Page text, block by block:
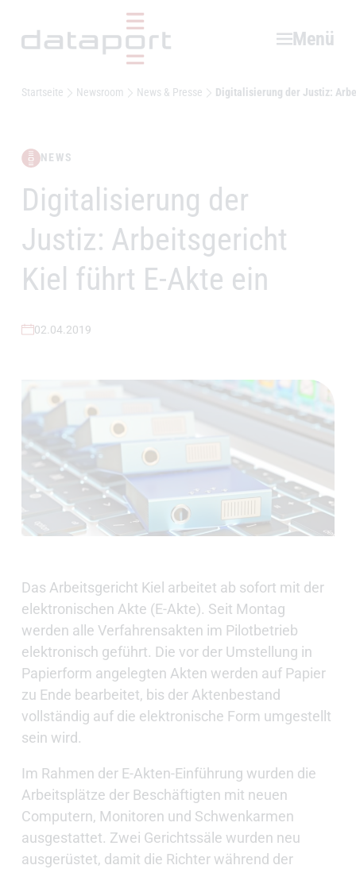
Menü
Startseite Newsroom News & Presse Digitalisierung der Justiz:
NEWS
–
Digitalisierung der
Justiz: Arbeitsgericht
Kiel führt E-Akte ein
02.04.2019
Das Arbeitsgericht Kiel arbeitet ab sofort mit der
elektronischen Akte (E-Akte). Seit Montag
werden alle Verfahrensakten im Pilotbetrieb
elektronisch geführt. Die vor der Umstellung in
Papierform angelegten Akten werden auf Papier
zu Ende bearbeitet, bis der Aktenbestand
vollständig auf die elektronische Form umgestellt
sein wird.
Im Rahmen der E-Akten-Einführung wurden die
Arbeitsplätze der Beschäftigten mit neuen
Computern, Monitoren und Schwenkarmen
ausgestattet. Zwei Gerichtssäle wurden neu
ausgerüstet, damit die Richter während der